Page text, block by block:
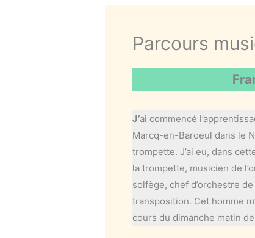
Parcours
J’ai commencé
Marcq-en-Baroeul dans le
trompette. J’ai eu, dans
la trompette, musicien de
solfège, chef d’orchestre
transposition. Cet homme
cours du dimanche matin